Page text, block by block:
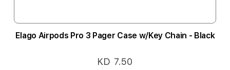
Elago Airpods Pro 3 Pager Case w/Key Chain - Black
KD 7.50